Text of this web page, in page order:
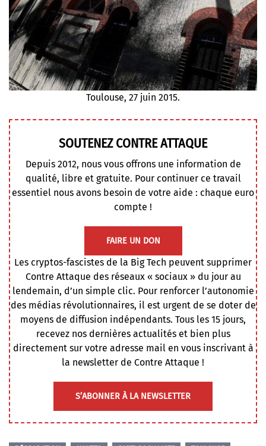
Toulouse, 27 juin 2015.
SOUTENEZ CONTRE ATTAQUE
Depuis 2012, nous vous offrons une information de
qualité, libre et gratuite. Pour continuer ce travail
essentiel nous avons besoin de votre aide : chaque euro
compte !
FAIRE UN DON
Les cryptos-fascistes de la Big Tech peuvent supprimer
Contre Attaque des réseaux « sociaux » du jour au
lendemain, d’un simple clic. Pour renforcer l’autonomie
des médias révolutionnaires, il est urgent de se doter de
moyens de diffusion indépendants. Tous les 15 jours,
recevez nos dernières actualités et bien plus
directement sur votre adresse mail en vous inscrivant à
la newsletter de Contre Attaque !
S’ABONNER À LA NEWSLETTER